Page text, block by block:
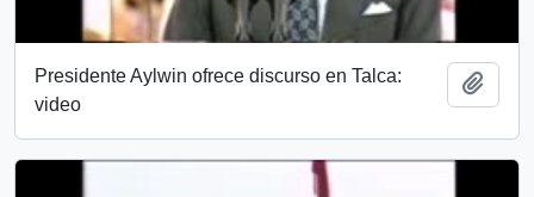
Presidente Aylwin ofrece discurso en Talca:
video